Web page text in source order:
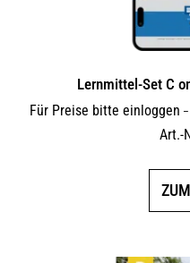
Lernmittel-Set C
Für Preise bitte einloggen –
Art.-